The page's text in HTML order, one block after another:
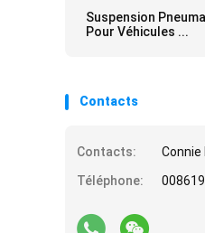
Suspension
Pour Véhicules ...
Contacts
Contacts:
Connie
Téléphone: